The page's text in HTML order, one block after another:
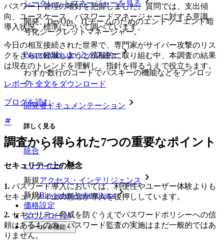
シークレットマネージャーを見る
開発、DevOps、ITチームのためのエンドツーエンド暗
号化シークレットマネージャー。
Passwordless.dev とパスキー
わずか数行のコードでパスキーの機能などをアンロッ
ク
開発者ドキュメンテーション
詳しく見る
統合
パートナー
新規アクセス・インテリジェンス
新規Bitwarden Authenticator
価格設定
ダウンロード
ツール＆機能
パスワード管理の嗜好を把握しました。質問では、支出傾
向、ユースケース、パスワードマネージャーに対する意識、
導入状況、標準について調べています。
今日の相互接続された世界で、専門家がサイバー攻撃のリス
クをさらに軽減しようと積極的に取り組む中、本調査の結果
は現在のトレンドを理解し、指針を得るうえで役立ちます。
レポート全文をダウンロード
ブログを読む
調査から得られた7つの重要なポイント
セキュリティ上の懸念
1. パスワード導入においては、利便性やユーザー体験よりも
セキュリティ上の懸念が導入を後押ししています。
2. セキュリティ脅威を防ぐうえでパスワードポリシーへの信
頼はあるものの、パスワード監査の実施はまだ一般的ではあ
りません。